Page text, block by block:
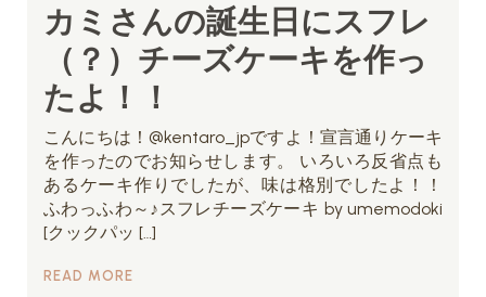
カミさんの誕生日にスフレ
（？）チーズケーキを作っ
たよ！！
こんにちは！@kentaro_jpですよ！宣言通りケーキ
を作ったのでお知らせします。 いろいろ反省点も
あるケーキ作りでしたが、味は格別でしたよ！！
ふわっふわ～♪スフレチーズケーキ by umemodoki
[クックパッ […]
READ MORE